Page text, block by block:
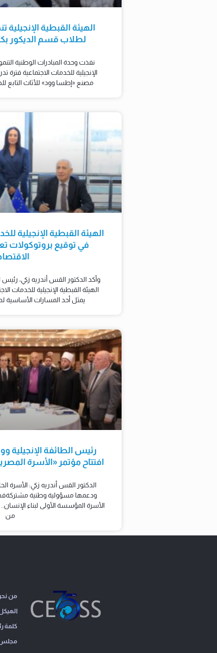
الهيئة القبطية الإنجيلية
لطلاب قسم الديكور
نفذت وحدة المبادرات الوطنية
الإنجيلية للخدمات الاجتماعية فترة
مصنع «إطسا وود» للأثاث التابع
الهيئة القبطية الإنجيلية
في توقيع بروتوكولات
وأكد الدكتور القس أندريه زكي،
الهيئة القبطية الإنجيلية للخدمات
يمثل أحد المسارات الأساسية
رئيس الطائفة الإنجيلية
افتتاح مؤتمر «الأسرة
الدكتور القس أندريه زكي: الأسرة
ودعمها مسؤولية وطنية
الأسرة المؤسسة الأولى لبناء
من
من
كلمة
مجلس